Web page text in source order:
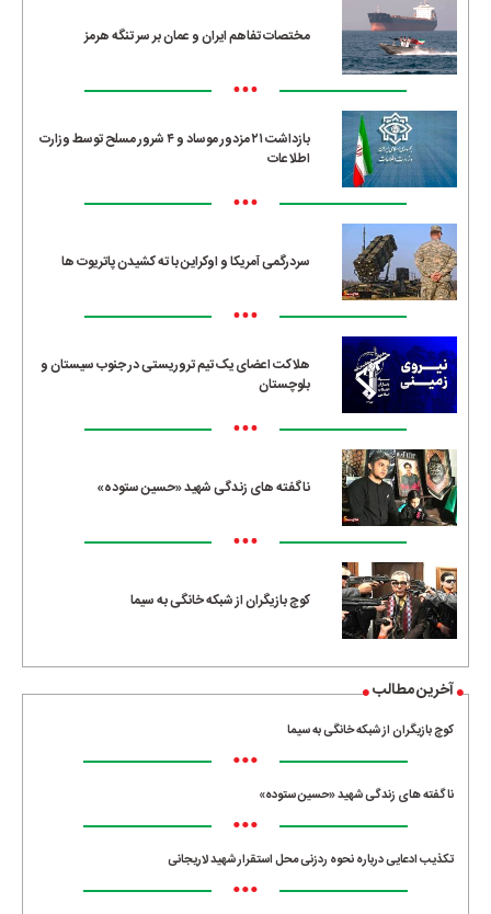
مختصات تفاهم ایران و عمان بر سر تنگه هرمز
•••
بازداشت ۲۱ مزدور موساد و ۴ شرور مسلح توسط وزارت
اطلاعات
•••
سردرگمی آمریکا و اوکراین با ته کشیدن پاتریوت ها
•••
هلاکت اعضای یک تیم تروریستی در جنوب سیستان و
بلوچستان
•••
ناگفته های زندگی شهید «حسین ستوده»
•••
کوچ بازیگران از شبکه خانگی به سیما
آخرین مطالب
کوچ بازیگران از شبکه خانگی به سیما
•••
ناگفته های زندگی شهید «حسین ستوده»
•••
تکذیب ادعایی درباره نحوه ردزنی محل استقرار شهید لاریجانی
•••